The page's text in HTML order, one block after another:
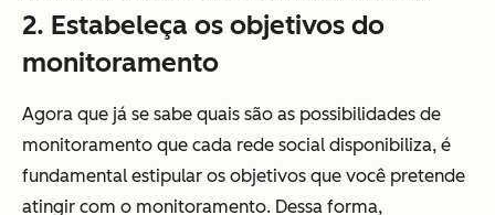
2. Estabeleça os objetivos do
monitoramento
Agora que já se sabe quais são as possibilidades de
monitoramento que cada rede social disponibiliza, é
fundamental estipular os objetivos que você pretende
atingir com o monitoramento. Dessa forma,